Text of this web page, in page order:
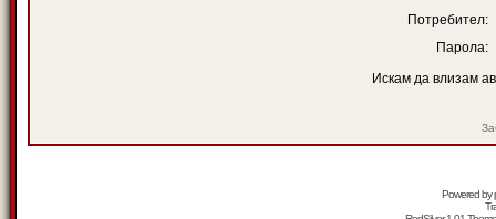
Потребител:
Парола:
Искам да влизам
Powered by